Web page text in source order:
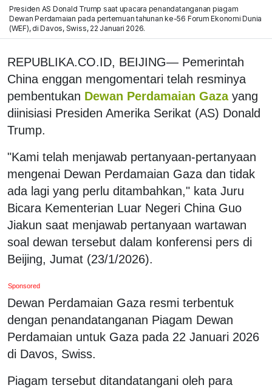
Presiden AS Donald Trump saat upacara penandatanganan piagam
Dewan Perdamaian pada pertemuan tahunan ke-56 Forum Ekonomi Dunia
(WEF), di Davos, Swiss, 22 Januari 2026.
REPUBLIKA.CO.ID, BEIJING— Pemerintah
China enggan mengomentari telah resminya
pembentukan Dewan Perdamaian Gaza yang
diinisiasi Presiden Amerika Serikat (AS) Donald
Trump.
"Kami telah menjawab pertanyaan-pertanyaan
mengenai Dewan Perdamaian Gaza dan tidak
ada lagi yang perlu ditambahkan," kata Juru
Bicara Kementerian Luar Negeri China Guo
Jiakun saat menjawab pertanyaan wartawan
soal dewan tersebut dalam konferensi pers di
Beijing, Jumat (23/1/2026).
Sponsored
Dewan Perdamaian Gaza resmi terbentuk
dengan penandatanganan Piagam Dewan
Perdamaian untuk Gaza pada 22 Januari 2026
di Davos, Swiss.
Piagam tersebut ditandatangani oleh para